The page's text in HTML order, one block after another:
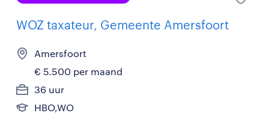
WOZ taxateur, Gemeente Amersfoort
Amersfoort
€ 5.500 per maand
36 uur
HBO,WO